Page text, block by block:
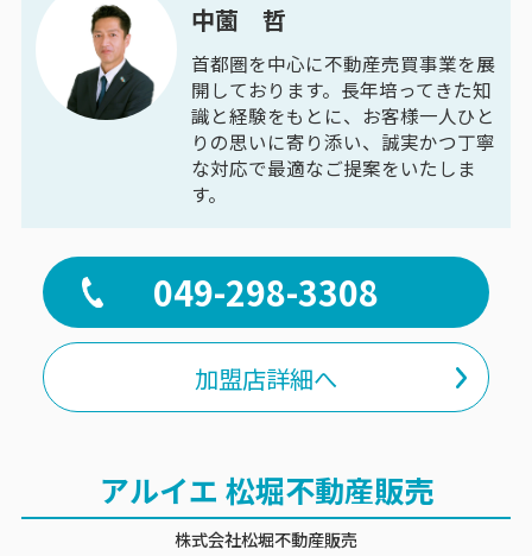
中薗 哲
首都圏を中心に不動産売買事業を展
開しております。長年培ってきた知
識と経験をもとに、お客様一人ひと
りの思いに寄り添い、誠実かつ丁寧
な対応で最適なご提案をいたしま
す。
049-298-3308
加盟店詳細へ
アルイエ 松堀不動産販売
株式会社松堀不動産販売